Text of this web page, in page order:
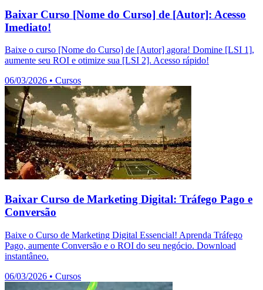
Baixar Curso [Nome do Curso] de [Autor]: Acesso
Imediato!
Baixe o curso [Nome do Curso] de [Autor] agora! Domine [LSI 1],
aumente seu ROI e otimize sua [LSI 2]. Acesso rápido!
06/03/2026 • Cursos
Baixar Curso de Marketing Digital: Tráfego Pago e
Conversão
Baixe o Curso de Marketing Digital Essencial! Aprenda Tráfego
Pago, aumente Conversão e o ROI do seu negócio. Download
instantâneo.
06/03/2026 • Cursos